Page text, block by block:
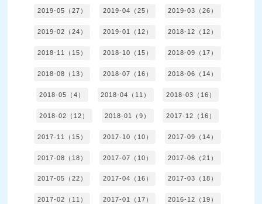
2019-05（27） 2019-04（25） 2019-03（26）
2019-02（24） 2019-01（12） 2018-12（12）
2018-11（15） 2018-10（15） 2018-09（17）
2018-08（13） 2018-07（16） 2018-06（14）
2018-05（4） 2018-04（11） 2018-03（16）
2018-02（12） 2018-01（9） 2017-12（16）
2017-11（15） 2017-10（10） 2017-09（14）
2017-08（18） 2017-07（10） 2017-06（21）
2017-05（22） 2017-04（16） 2017-03（18）
2017-02（11） 2017-01（17） 2016-12（19）